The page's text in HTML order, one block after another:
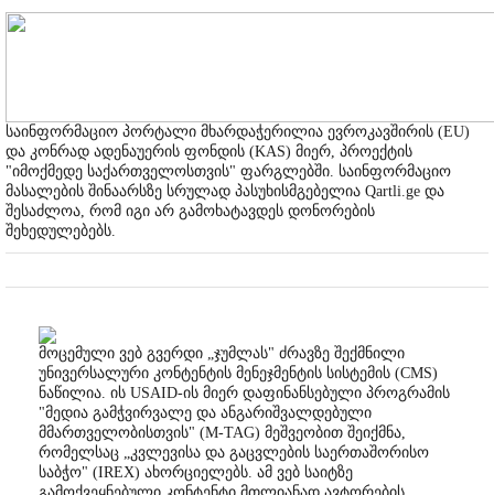
საინფორმაციო პორტალი მხარდაჭერილია ევროკავშირის (EU)
და კონრად ადენაუერის ფონდის (KAS) მიერ, პროექტის
"იმოქმედე საქართველოსთვის" ფარგლებში. საინფორმაციო
მასალების შინაარსზე სრულად პასუხისმგებელია Qartli.ge და
შესაძლოა, რომ იგი არ გამოხატავდეს დონორების
შეხედულებებს.
მოცემული ვებ გვერდი „ჯუმლას" ძრავზე შექმნილი
უნივერსალური კონტენტის მენეჯმენტის სისტემის (CMS)
ნაწილია. ის USAID-ის მიერ დაფინანსებული პროგრამის
"მედია გამჭვირვალე და ანგარიშვალდებული
მმართველობისთვის" (M-TAG) მეშვეობით შეიქმნა,
რომელსაც „კვლევისა და გაცვლების საერთაშორისო
საბჭო" (IREX) ახორციელებს. ამ ვებ საიტზე